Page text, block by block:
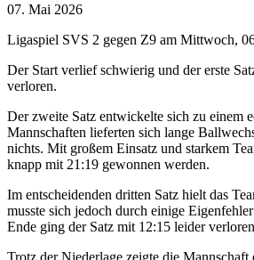
07. Mai 2026
Ligaspiel SVS 2 gegen Z9 am Mittwoch,
Der Start verlief schwierig und der erste
verloren.
Der zweite Satz entwickelte sich zu einem
Mannschaften lieferten sich lange
nichts. Mit großem Einsatz und starkem
knapp mit 21:19 gewonnen werden.
Im entscheidenden dritten Satz hielt das
musste sich jedoch durch einige
Ende ging der Satz mit 12:15 leider
Trotz der Niederlage zeigte die Mannschaft